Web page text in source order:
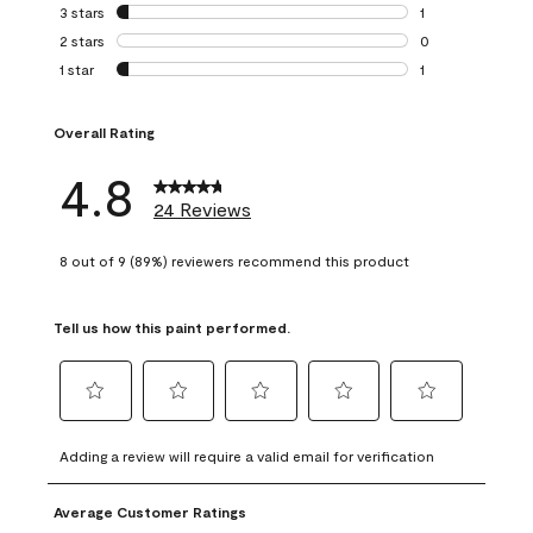
0 reviews with 4
3 stars stars
1
1 review with 3
2 stars stars
0
0 reviews with 2
1 star stars
1
Overall Rating
4.8 24 Reviews
8 out of 9 (89%) reviewers recommend this product
Tell us how this paint performed.
to
rate
the
item
to
rate
the
to
rate
the
item
to
rate
to
rate
Adding a review will require a valid email for verification
Average Customer Ratings